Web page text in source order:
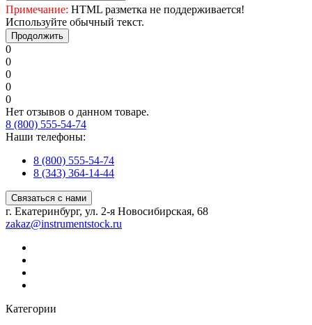
Примечание: HTML разметка не поддерживается!
Используйте обычный текст.
Продолжить
0
0
0
0
0
Нет отзывов о данном товаре.
8 (800) 555-54-74
Наши телефоны:
8 (800) 555-54-74
8 (343) 364-14-44
Связаться с нами
г. Екатеринбург, ул. 2-я Новосибирская, 68
zakaz@instrumentstock.ru
Категории